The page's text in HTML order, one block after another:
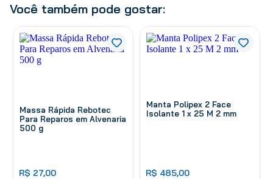
Você também pode gostar:
Massa Rápida Rebotec
Para Reparos em Alvenaria
500 g
R$ 27,00
Manta Polipex 2 Face
Isolante 1 x 25 M 2 mm
R$ 485,00